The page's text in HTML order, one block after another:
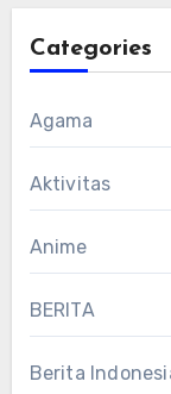
Categories
Agama
Aktivitas
Anime
BERITA
Berita